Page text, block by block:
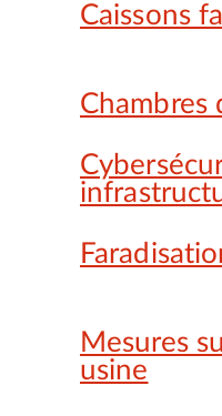
Caissons
Chambres
Mesures
usine